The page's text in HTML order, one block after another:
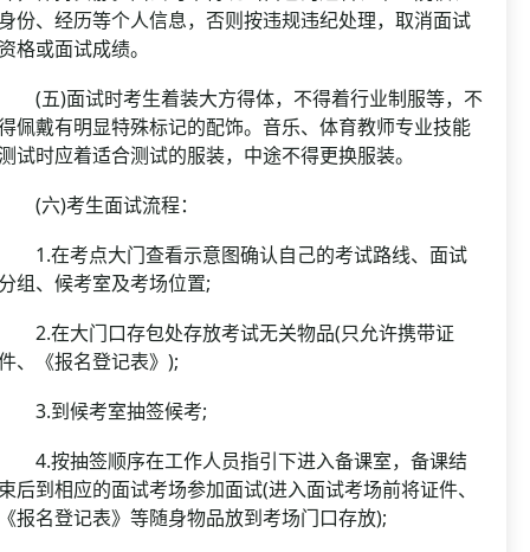
份、经历等个人信息，否则按违规违纪处理，取消面试
格或面试成绩。
五)面试时考生着装大方得体，不得着行业制服等，不
佩戴有明显特殊标记的配饰。音乐、体育教师专业技能
试时应着适合测试的服装，中途不得更换服装。
六)考生面试流程：
在考点大门查看示意图确认自己的考试路线、面试
组、候考室及考场位置;
在大门口存包处存放考试无关物品(只允许携带证
、《报名登记表》);
到候考室抽签候考;
按抽签顺序在工作人员指引下进入备课室，备课结
后到相应的面试考场参加面试(进入面试考场前将证件、
报名登记表》等随身物品放到考场门口存放);